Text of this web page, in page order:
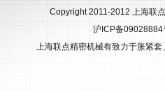
Copyright 2011-2012 上海联
沪ICP备09028884
上海联点精密机械有致力于胀紧套